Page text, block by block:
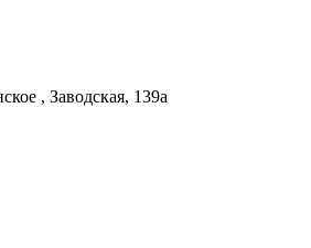
, Заводская, 139а